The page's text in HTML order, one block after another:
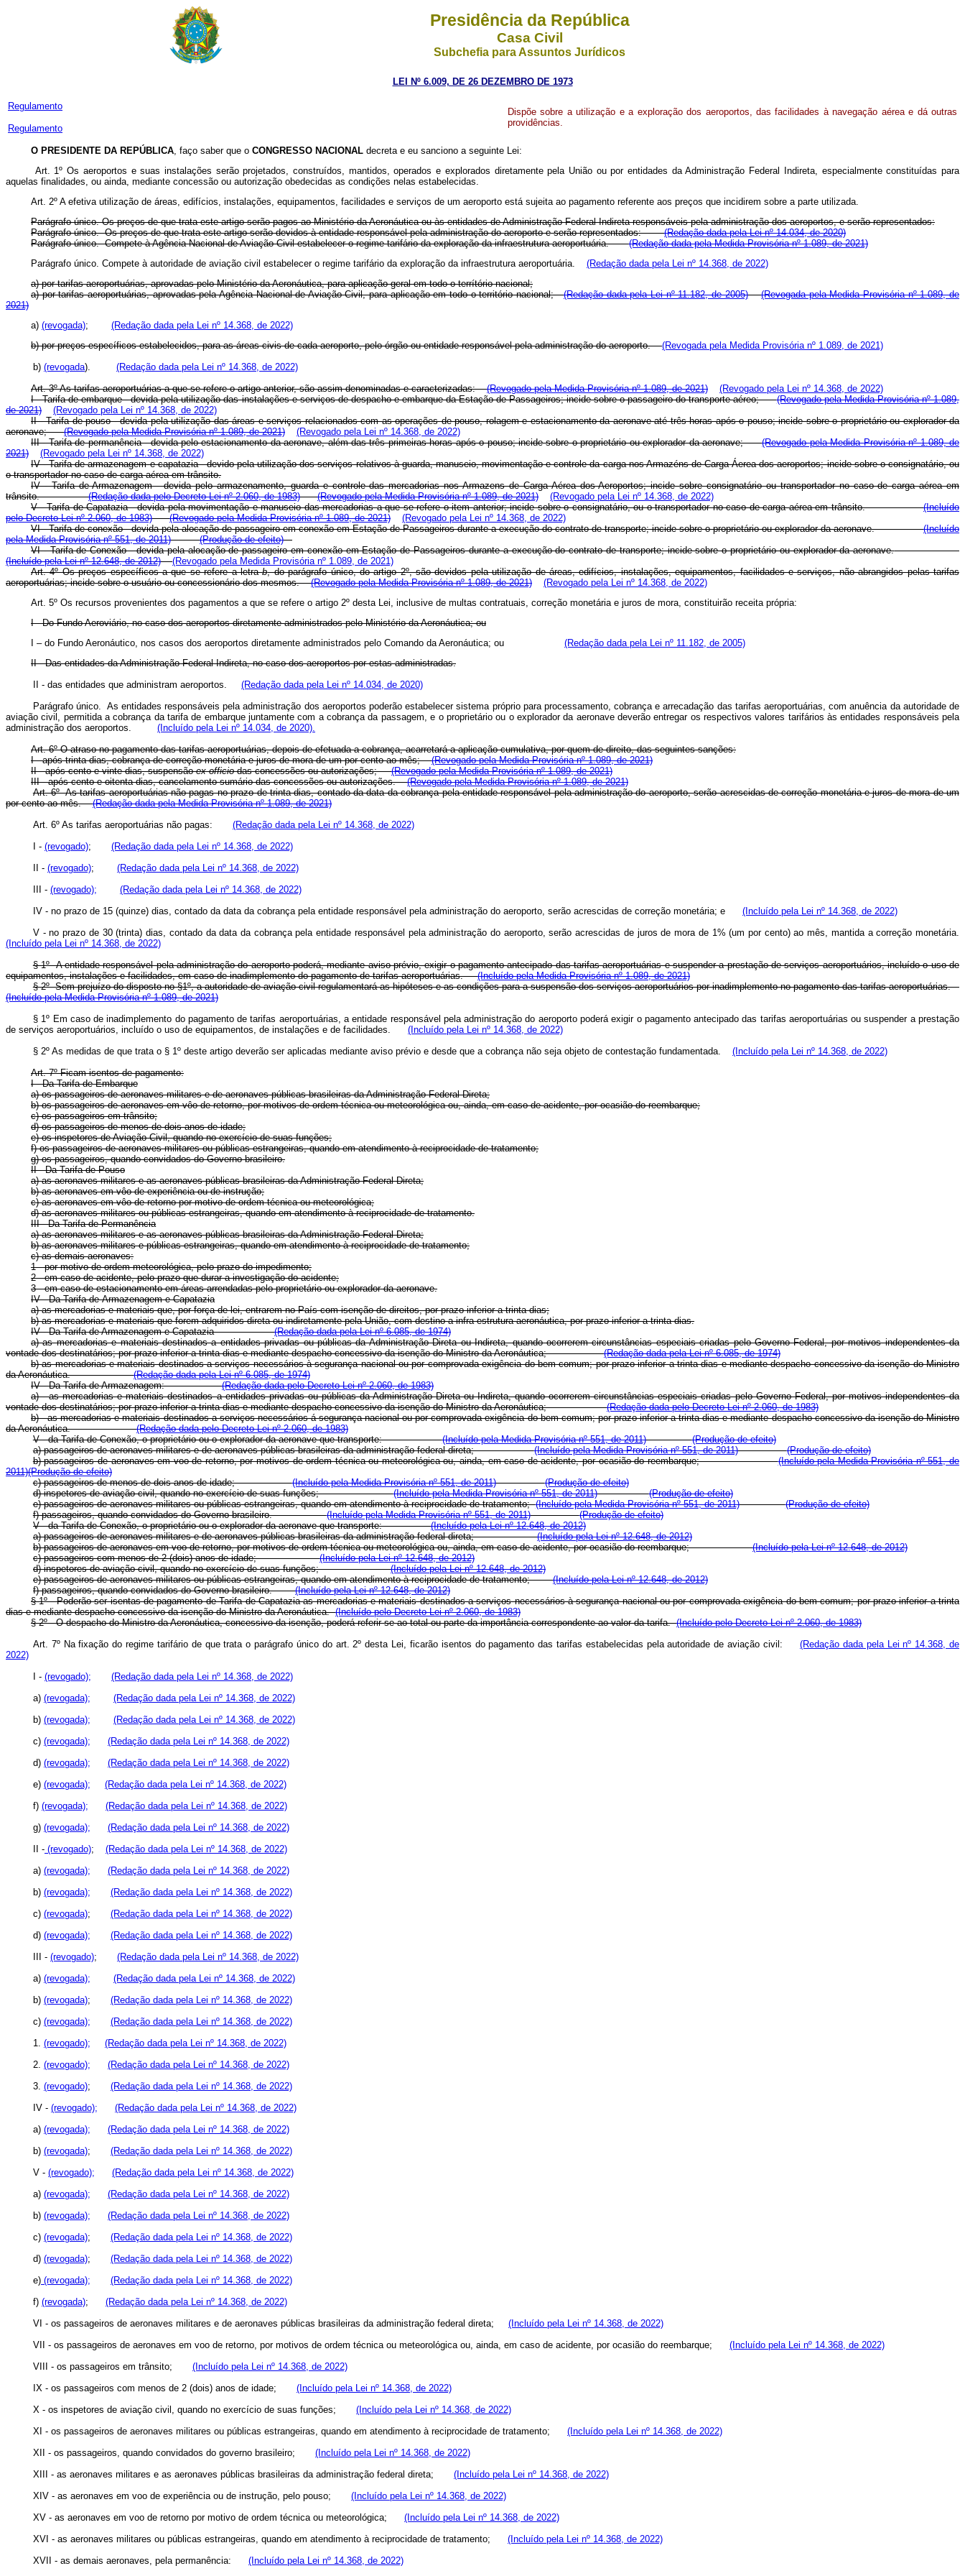
Presidência da República
Casa Civil
Subchefia para Assuntos Jurídicos
LEI Nº 6.009, DE 26 DEZEMBRO DE 1973
Regulamento
Regulamento
Dispõe sobre a utilização e a exploração dos aeroportos, das facilidades à navegação aérea e dá outras
providências.
O PRESIDENTE DA REPÚBLICA, faço saber que o CONGRESSO NACIONAL decreta e eu sanciono a seguinte Lei:
Art. 1º Os aeroportos e suas instalações serão projetados, construídos, mantidos, operados e explorados diretamente pela União ou por entidades da Administração Federal Indireta, especialmente constituídas para
aquelas finalidades, ou ainda, mediante concessão ou autorização obedecidas as condições nelas estabelecidas.
Art. 2º A efetiva utilização de áreas, edifícios, instalações, equipamentos, facilidades e serviços de um aeroporto está sujeita ao pagamento referente aos preços que incidirem sobre a parte utilizada.
Parágrafo único. Os preços de que trata este artigo serão pagos ao Ministério da Aeronáutica ou às entidades de Administração Federal Indireta responsáveis pela administração dos aeroportos, e serão representados:
Parágrafo único. Os preços de que trata este artigo serão devidos à entidade responsável pela administração do aeroporto e serão representados:(Redação dada pela Lei nº 14.034, de 2020)
Parágrafo único. Compete à Agência Nacional de Aviação Civil estabelecer o regime tarifário da exploração da infraestrutura aeroportuária.(Redação dada pela Medida Provisória nº 1.089, de 2021)
Parágrafo único. Compete à autoridade de aviação civil estabelecer o regime tarifário da exploração da infraestrutura aeroportuária. (Redação dada pela Lei nº 14.368, de 2022)
a) por tarifas aeroportuárias, aprovadas pelo Ministério da Aeronáutica, para aplicação geral em todo o terrítório nacional;
a) por tarifas aeroportuárias, aprovadas pela Agência Nacional de Aviação Civil, para aplicação em todo o território nacional;(Redação dada pela Lei nº 11.182, de 2005)
(Revogada pela Medida Provisória nº 1.089, de
2021)
a) (revogada); (Redação dada pela Lei nº 14.368, de 2022)
b) por preços específicos estabelecidos, para as áreas civis de cada aeroporto, pelo órgão ou entidade responsável pela administração do aeroporto.(Revogada pela Medida Provisória nº 1.089, de 2021)
b) (revogada). (Redação dada pela Lei nº 14.368, de 2022)
Art. 3º As tarifas aeroportuárias a que se refere o artigo anterior, são assim denominadas e caracterizadas:(Revogado pela Medida Provisória nº 1.089, de 2021)
(Revogado pela Lei nº 14.368, de 2022)
I - Tarifa de embarque - devida pela utilização das instalações e serviços de despacho e embarque da Estação de Passageiros; incide sobre o passageiro do transporte aéreo;(Revogado pela Medida Provisória nº 1.089,
de 2021)
(Revogado pela Lei nº 14.368, de 2022)
II - Tarifa de pouso - devida pela utilização das áreas e serviços relacionados com as operações de pouso, rolagem e estacionamento da aeronave até três horas após o pouso; incide sobre o proprietário ou explorador da
aeronave;(Revogado pela Medida Provisória nº 1.089, de 2021)
(Revogado pela Lei nº 14.368, de 2022)
III - Tarifa de permanência - devida pelo estacionamento da aeronave, além das três primeiras horas após o pouso; incide sobre o proprietário ou explorador da aeronave;(Revogado pela Medida Provisória nº 1.089, de
2021)
(Revogado pela Lei nº 14.368, de 2022)
IV - Tarifa de armazenagem e capatazia - devido pela utilização dos serviços relativos à guarda, manuseio, movimentação e controle da carga nos Armazéns de Carga Áerea dos aeroportos; incide sobre o consignatário, ou
o transportador no caso de carga aérea em trânsito.
IV - Tarifa de Armazenagem - devida pelo armazenamento, guarda e controle das mercadorias nos Armazens de Carga Aérea dos Aeroportos; incide sobre consignatário ou transportador no caso de carga aérea em
trânsito.(Redação dada pelo Decreto Lei nº 2.060, de 1983) (Revogado pela Medida Provisória nº 1.089, de 2021)
(Revogado pela Lei nº 14.368, de 2022)
V - Tarifa de Capatazia - devida pela movimentação e manuseio das mercadorias a que se refere o item anterior; incide sobre o consignatário, ou o transportador no caso de carga aérea em trânsito.(Incluído
pelo Decreto Lei nº 2.060, de 1983)
(Revogado pela Medida Provisória nº 1.089, de 2021)
(Revogado pela Lei nº 14.368, de 2022)
VI - Tarifa de conexão - devida pela alocação de passageiro em conexão em Estação de Passageiros durante a execução do contrato de transporte; incide sobre o proprietário ou explorador da aeronave.(Incluído
pela Medida Provisória nº 551, de 2011)
(Produção de efeito)
VI - Tarifa de Conexão - devida pela alocação de passageiro em conexão em Estação de Passageiros durante a execução do contrato de transporte; incide sobre o proprietário ou explorador da aeronave.
(Incluído pela Lei nº 12.648, de 2012)
(Revogado pela Medida Provisória nº 1.089, de 2021)
Art. 4º Os preços específicos a que se refere a letrab, do parágrafo único, do artigo 2º, são devidos pela utilização de áreas, edifícios, instalações, equipamentos, facilidades e serviços, não abrangidos pelas tarifas
aeroportuárias; incide sobre o usuário ou concessionário dos mesmos.(Revogado pela Medida Provisória nº 1.089, de 2021)
(Revogado pela Lei nº 14.368, de 2022)
Art. 5º Os recursos provenientes dos pagamentos a que se refere o artigo 2º desta Lei, inclusive de multas contratuais, correção monetária e juros de mora, constituirão receita própria:
I - Do Fundo Aeroviário, no caso dos aeroportos diretamente administrados pelo Ministério da Aeronáutica; ou
I – do Fundo Aeronáutico, nos casos dos aeroportos diretamente administrados pelo Comando da Aeronáutica; ou (Redação dada pela Lei nº 11.182, de 2005)
II - Das entidades da Administração Federal Indireta, no caso dos aeroportos por estas administradas.
II - das entidades que administram aeroportos. (Redação dada pela Lei nº 14.034, de 2020)
Parágrafo único. As entidades responsáveis pela administração dos aeroportos poderão estabelecer sistema próprio para processamento, cobrança e arrecadação das tarifas aeroportuárias, com anuência da autoridade de
aviação civil, permitida a cobrança da tarifa de embarque juntamente com a cobrança da passagem, e o proprietário ou o explorador da aeronave deverão entregar os respectivos valores tarifários às entidades responsáveis pela
administração dos aeroportos.
(Incluído pela Lei nº 14.034, de 2020).
Art. 6º O atraso no pagamento das tarifas aeroportuárias, depois de efetuada a cobrança, acarretará a aplicação cumulativa, por quem de direito, das seguintes sanções:
I - após trinta dias, cobrança de correção monetária e juros de mora de um por cento ao mês;(Revogado pela Medida Provisória nº 1.089, de 2021)
II - após cento e vinte dias, suspensãoex officiodas concessões ou autorizações;(Revogado pela Medida Provisória nº 1.089, de 2021)
III - após cento e oitenta dias, cancelamento sumário das concessões ou autorizações.(Revogado pela Medida Provisória nº 1.089, de 2021)
Art. 6º As tarifas aeroportuárias não pagas no prazo de trinta dias, contado da data da cobrança pela entidade responsável pela administração do aeroporto, serão acrescidas de correção monetária e juros de mora de um
por cento ao mês.(Redação dada pela Medida Provisória nº 1.089, de 2021)
Art. 6º As tarifas aeroportuárias não pagas: (Redação dada pela Lei nº 14.368, de 2022)
I - (revogado); (Redação dada pela Lei nº 14.368, de 2022)
II - (revogado); (Redação dada pela Lei nº 14.368, de 2022)
III - (revogado);
(Redação dada pela Lei nº 14.368, de 2022)
IV - no prazo de 15 (quinze) dias, contado da data da cobrança pela entidade responsável pela administração do aeroporto, serão acrescidas de correção monetária; e (Incluído pela Lei nº 14.368, de 2022)
V - no prazo de 30 (trinta) dias, contado da data da cobrança pela entidade responsável pela administração do aeroporto, serão acrescidas de juros de mora de 1% (um por cento) ao mês, mantida a correção monetária.
(Incluído pela Lei nº 14.368, de 2022)
§ 1º A entidade responsável pela administração do aeroporto poderá, mediante aviso prévio, exigir o pagamento antecipado das tarifas aeroportuárias e suspender a prestação de serviços aeroportuários, incluído o uso de
equipamentos, instalações e facilidades, em caso de inadimplemento do pagamento de tarifas aeroportuárias.(Incluído pela Medida Provisória nº 1.089, de 2021)
§ 2º Sem prejuízo do disposto no §1º, a autoridade de aviação civil regulamentará as hipóteses e as condições para a suspensão dos serviços aeroportuários por inadimplemento no pagamento das tarifas aeroportuárias.
(Incluído pela Medida Provisória nº 1.089, de 2021)
§ 1º Em caso de inadimplemento do pagamento de tarifas aeroportuárias, a entidade responsável pela administração do aeroporto poderá exigir o pagamento antecipado das tarifas aeroportuárias ou suspender a prestação
de serviços aeroportuários, incluído o uso de equipamentos, de instalações e de facilidades. (Incluído pela Lei nº 14.368, de 2022)
§ 2º As medidas de que trata o § 1º deste artigo deverão ser aplicadas mediante aviso prévio e desde que a cobrança não seja objeto de contestação fundamentada. (Incluído pela Lei nº 14.368, de 2022)
Art. 7º Ficam isentos de pagamento:
I - Da Tarifa de Embarque
a) os passageiros de aeronaves militares e de aeronaves públicas brasileiras da Administração Federal Direta;
b) os passageiros de aeronaves em vôo de retorno, por motivos de ordem técnica ou meteorológica ou, ainda, em caso de acidente, por ocasião do reembarque;
c) os passageiros em trânsito;
d) os passageiros de menos de dois anos de idade;
e) os inspetores de Aviação Civil, quando no exercício de suas funções;
f) os passageiros de aeronaves militares ou públicas estrangeiras, quando em atendimento à reciprocidade de tratamento;
g) os passageiros, quando convidados do Governo brasileiro.
II - Da Tarifa de Pouso
a) as aeronaves militares e as aeronaves públicas brasileiras da Administração Federal Direta;
b) as aeronaves em vôo de experiência ou de instrução;
c) as aeronaves em vôo de retorno por motivo de ordem técnica ou meteorológica;
d) as aeronaves militares ou públicas estrangeiras, quando em atendimento à reciprocidade de tratamento.
III - Da Tarifa de Permanência
a) as aeronaves militares e as aeronaves públicas brasileiras da Administração Federal Direta;
b) as aeronaves militares e públicas estrangeiras, quando em atendimento à reciprocidade de tratamento;
c) as demais aeronaves:
1 - por motivo de ordem meteorológica, pelo prazo do impedimento;
2 - em caso de acidente, pelo prazo que durar a investigação do acidente;
3 - em caso de estacionamento em áreas arrendadas pelo proprietário ou explorador da aeronave.
IV - Da Tarifa de Armazenagem e Capatazia
a) as mercadorias e materiais que, por força de lei, entrarem no País com isenção de direitos, por prazo inferior a trinta dias;
b) as mercadorias e materiais que forem adquiridos direta ou indiretamente pela União, com destino a infra-estrutura aeronáutica, por prazo inferior a trinta dias.
IV - Da Tarifa de Armazenagem e Capatazia(Redação dada pela Lei nº 6.085, de 1974)
a) as mercadorias e materiais destinados a entidades privadas ou públicas da Administração Direta ou Indireta, quando ocorrerem circunstâncias especiais criadas pelo Governo Federal, por motivos independentes da
vontade dos destinatários; por prazo inferior a trinta dias e mediante despacho concessivo da isenção do Ministro da Aeronáutica;(Redação dada pela Lei nº 6.085, de 1974)
b) as mercadorias e materiais destinados a serviços necessários à segurança nacional ou por comprovada exigência do bem comum; por prazo inferior a trinta dias e mediante despacho concessivo da isenção do Ministro
da Aeronáutica.(Redação dada pela Lei nº 6.085, de 1974)
IV - Da Tarifa de Armazenagem:(Redação dada pelo Decreto Lei nº 2.060, de 1983)
a) - as mercadorias e materiais destinados a entidades privadas ou públicas da Administração Direta ou Indireta, quando ocorrerem circunstâncias especiais criadas pelo Governo Federal, por motivos independentes da
vontade dos destinatários; por prazo inferior a trinta dias e mediante despacho concessivo da isenção do Ministro da Aeronáutica;(Redação dada pelo Decreto Lei nº 2.060, de 1983)
b) - as mercadorias e materiais destinados a serviços necessários á segurança nacional ou por comprovada exigência do bem comum; por prazo inferior a trinta dias e mediante despacho concessivo da isenção do Ministro
da Aeronáutica.(Redação dada pelo Decreto Lei nº 2.060, de 1983)
V - da Tarifa de Conexão, o proprietário ou o explorador da aeronave que transporte:(Incluído pela Medida Provisória nº 551, de 2011)
(Produção de efeito)
a) passageiros de aeronaves militares e de aeronaves públicas brasileiras da administração federal direta;(Incluído pela Medida Provisória nº 551, de 2011)
(Produção de efeito)
b) passageiros de aeronaves em voo de retorno, por motivos de ordem técnica ou meteorológica ou, ainda, em caso de acidente, por ocasião do reembarque;(Incluído pela Medida Provisória nº 551, de
2011)(Produção de efeito)
c) passageiros de menos de dois anos de idade;(Incluído pela Medida Provisória nº 551, de 2011)
(Produção de efeito)
d) inspetores de aviação civil, quando no exercício de suas funções;(Incluído pela Medida Provisória nº 551, de 2011)
(Produção de efeito)
e) passageiros de aeronaves militares ou públicas estrangeiras, quando em atendimento à reciprocidade de tratamento;(Incluído pela Medida Provisória nº 551, de 2011)
(Produção de efeito)
f) passageiros, quando convidados do Governo brasileiro.(Incluído pela Medida Provisória nº 551, de 2011)
(Produção de efeito)
V - da Tarifa de Conexão, o proprietário ou o explorador da aeronave que transporte:(Incluído pela Lei nº 12.648, de 2012)
a) passageiros de aeronaves militares e de aeronaves públicas brasileiras da administração federal direta;(Incluído pela Lei nº 12.648, de 2012)
b) passageiros de aeronaves em voo de retorno, por motivos de ordem técnica ou meteorológica ou, ainda, em caso de acidente, por ocasião do reembarque;(Incluído pela Lei nº 12.648, de 2012)
c) passageiros com menos de 2 (dois) anos de idade;(Incluído pela Lei nº 12.648, de 2012)
d) inspetores de aviação civil, quando no exercício de suas funções;(Incluído pela Lei nº 12.648, de 2012)
e) passageiros de aeronaves militares ou públicas estrangeiras, quando em atendimento à reciprocidade de tratamento;(Incluído pela Lei nº 12.648, de 2012)
f) passageiros, quando convidados do Governo brasileiro.(Incluído pela Lei nº 12.648, de 2012)
§ 1º - Poderão ser isentas de pagamento de Tarifa de Capatazia as mercadorias e materiais destinados a serviços necessários à segurança nacional ou por comprovada exigência do bem comum; por prazo inferior a trinta
dias e mediante despacho concessivo da isenção do Ministro da Aeronáutica.(Incluído pelo Decreto Lei nº 2.060, de 1983)
§ 2º - O despacho do Ministro da Aeronáutica, concessivo da isenção, poderá referir-se ao total ou parte da importância correspondente ao valor da tarifa.(Incluído pelo Decreto Lei nº 2.060, de 1983)
Art. 7º Na fixação do regime tarifário de que trata o parágrafo único do art. 2º desta Lei, ficarão isentos do pagamento das tarifas estabelecidas pela autoridade de aviação civil:(Redação dada pela Lei nº 14.368, de
2022)
I - (revogado);
(Redação dada pela Lei nº 14.368, de 2022)
a) (revogada);
(Redação dada pela Lei nº 14.368, de 2022)
b) (revogada);
(Redação dada pela Lei nº 14.368, de 2022)
c) (revogada);
(Redação dada pela Lei nº 14.368, de 2022)
d) (revogada);
(Redação dada pela Lei nº 14.368, de 2022)
e) (revogada);
(Redação dada pela Lei nº 14.368, de 2022)
f) (revogada);
(Redação dada pela Lei nº 14.368, de 2022)
g) (revogada);
(Redação dada pela Lei nº 14.368, de 2022)
II - (revogado); (Redação dada pela Lei nº 14.368, de 2022)
a) (revogada);
(Redação dada pela Lei nº 14.368, de 2022)
b) (revogada);
(Redação dada pela Lei nº 14.368, de 2022)
c) (revogada); (Redação dada pela Lei nº 14.368, de 2022)
d) (revogada);
(Redação dada pela Lei nº 14.368, de 2022)
III - (revogado); (Redação dada pela Lei nº 14.368, de 2022)
a) (revogada);
(Redação dada pela Lei nº 14.368, de 2022)
b) (revogada); (Redação dada pela Lei nº 14.368, de 2022)
c) (revogada);
(Redação dada pela Lei nº 14.368, de 2022)
1. (revogado);
(Redação dada pela Lei nº 14.368, de 2022)
2. (revogado);
(Redação dada pela Lei nº 14.368, de 2022)
3. (revogado); (Redação dada pela Lei nº 14.368, de 2022)
IV - (revogado);
(Redação dada pela Lei nº 14.368, de 2022)
a) (revogada);
(Redação dada pela Lei nº 14.368, de 2022)
b) (revogada); (Redação dada pela Lei nº 14.368, de 2022)
V - (revogado);
(Redação dada pela Lei nº 14.368, de 2022)
a) (revogada);
(Redação dada pela Lei nº 14.368, de 2022)
b) (revogada);
(Redação dada pela Lei nº 14.368, de 2022)
c) (revogada); (Redação dada pela Lei nº 14.368, de 2022)
d) (revogada); (Redação dada pela Lei nº 14.368, de 2022)
e) (revogada);
(Redação dada pela Lei nº 14.368, de 2022)
f) (revogada); (Redação dada pela Lei nº 14.368, de 2022)
VI - os passageiros de aeronaves militares e de aeronaves públicas brasileiras da administração federal direta; (Incluído pela Lei nº 14.368, de 2022)
VII - os passageiros de aeronaves em voo de retorno, por motivos de ordem técnica ou meteorológica ou, ainda, em caso de acidente, por ocasião do reembarque; (Incluído pela Lei nº 14.368, de 2022)
VIII - os passageiros em trânsito; (Incluído pela Lei nº 14.368, de 2022)
IX - os passageiros com menos de 2 (dois) anos de idade; (Incluído pela Lei nº 14.368, de 2022)
X - os inspetores de aviação civil, quando no exercício de suas funções; (Incluído pela Lei nº 14.368, de 2022)
XI - os passageiros de aeronaves militares ou públicas estrangeiras, quando em atendimento à reciprocidade de tratamento; (Incluído pela Lei nº 14.368, de 2022)
XII - os passageiros, quando convidados do governo brasileiro; (Incluído pela Lei nº 14.368, de 2022)
XIII - as aeronaves militares e as aeronaves públicas brasileiras da administração federal direta; (Incluído pela Lei nº 14.368, de 2022)
XIV - as aeronaves em voo de experiência ou de instrução, pelo pouso; (Incluído pela Lei nº 14.368, de 2022)
XV - as aeronaves em voo de retorno por motivo de ordem técnica ou meteorológica; (Incluído pela Lei nº 14.368, de 2022)
XVI - as aeronaves militares ou públicas estrangeiras, quando em atendimento à reciprocidade de tratamento; (Incluído pela Lei nº 14.368, de 2022)
XVII - as demais aeronaves, pela permanência: (Incluído pela Lei nº 14.368, de 2022)